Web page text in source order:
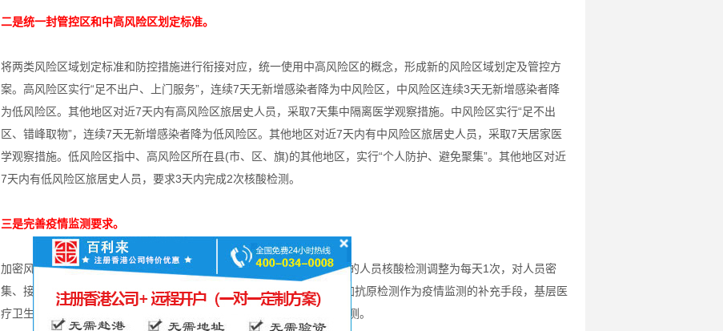
二是统一封管控区和中高风险区划定标准。
将两类风险区域划定标准和防控措施进行衔接对应，统一使用中高风险区的概念，形成新的风险区域划定及管控方
案。高风险区实行“足不出户、上门服务”，连续7天无新增感染者降为中风险区，中风险区连续3天无新增感染者降
为低风险区。其他地区对近7天内有高风险区旅居史人员，采取7天集中隔离医学观察措施。中风险区实行“足不出
区、错峰取物”，连续7天无新增感染者降为低风险区。其他地区对近7天内有中风险区旅居史人员，采取7天居家医
学观察措施。低风险区指中、高风险区所在县(市、区、旗)的其他地区，实行“个人防护、避免聚集”。其他地区对近
7天内有低风险区旅居史人员，要求3天内完成2次核酸检测。
三是完善疫情监测要求。
加密风险职业人群核酸检测频次，将与入境人员、物品、环境直接接触的人员核酸检测调整为每天1次，对人员密
集、接触人员频繁、流动性强的从业人员核酸检测调整为每周2次。增加抗原检测作为疫情监测的补充手段，基层医
疗卫生机构对可疑患者、疫情处置时对中高风险区人员等可增加抗原检测。